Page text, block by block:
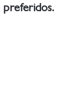
preferidos.